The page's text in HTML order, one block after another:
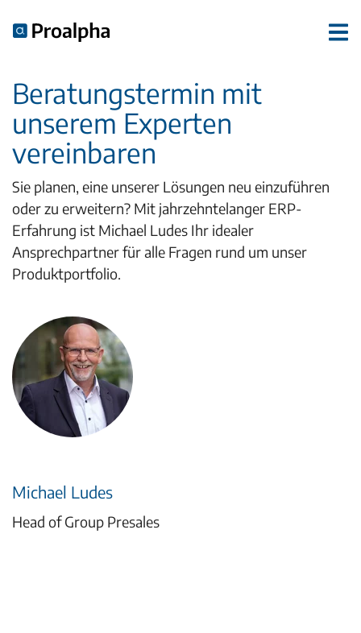
Beratungstermin mit
unserem Experten
vereinbaren
Sie planen, eine unserer Lösungen neu einzuführen
oder zu erweitern? Mit jahrzehntelanger ERP-
Erfahrung ist Michael Ludes Ihr idealer
Ansprechpartner für alle Fragen rund um unser
Produktportfolio.
Michael Ludes
Head of Group Presales